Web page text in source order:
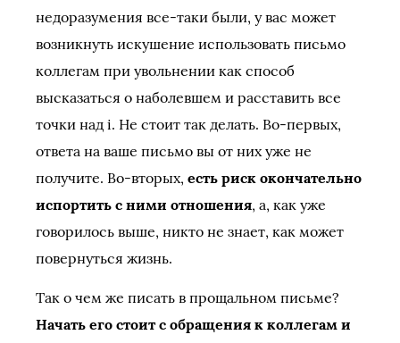
недоразумения все-таки были, у вас может
возникнуть искушение использовать письмо
коллегам при увольнении как способ
высказаться о наболевшем и расставить все
точки над i. Не стоит так делать. Во-первых,
ответа на ваше письмо вы от них уже не
получите. Во-вторых, есть риск окончательно
испортить с ними отношения, а, как уже
говорилось выше, никто не знает, как может
повернуться жизнь.
Так о чем же писать в прощальном письме?
Начать его стоит с обращения к коллегам и